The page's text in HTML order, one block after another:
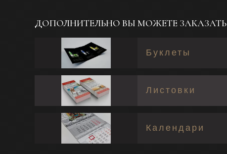
ДОПОЛНИТЕЛЬНО ВЫ МОЖЕТЕ ЗАКАЗАТЬ
Буклеты
Листовки
Календари